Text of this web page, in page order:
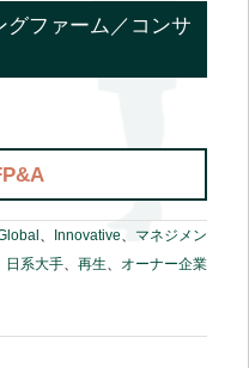
ファーム／コンサ
、 Innovative、 マネジメン
日系大手、 再生、 オーナー企業